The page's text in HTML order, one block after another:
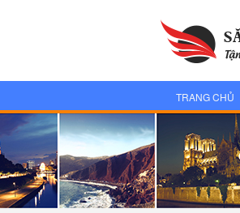
TRANG CHỦ